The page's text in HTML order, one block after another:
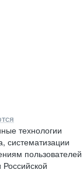
технологии
систематизации
пользователей